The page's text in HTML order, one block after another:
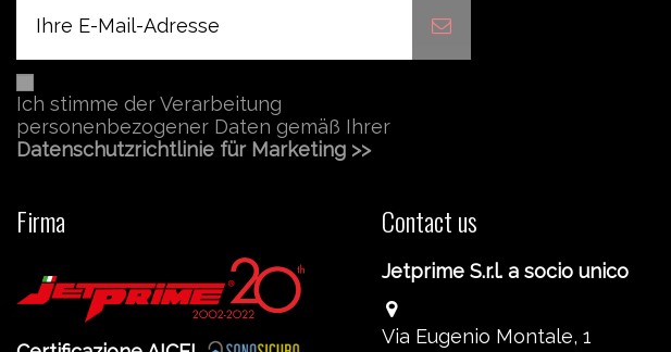
Ich stimme der Verarbeitung
personenbezogener Daten gemäß Ihrer
Datenschutzrichtlinie für Marketing >>
Firma Contact us
Jetprime S.r.l. a socio unico
Via Eugenio Montale, 1